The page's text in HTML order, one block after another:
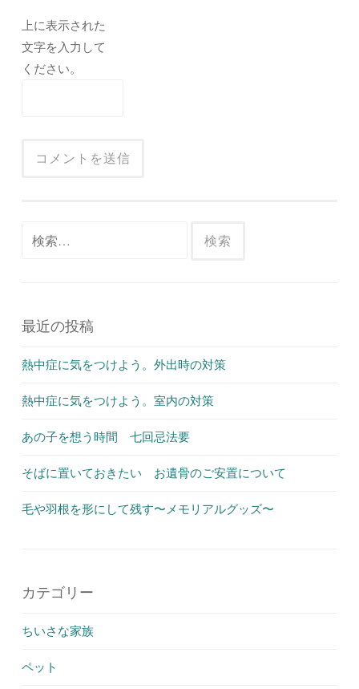
上に表示された
文字を入力して
ください。
最近の投稿
熱中症に気をつけよう。外出時の対策
熱中症に気をつけよう。室内の対策
あの子を想う時間 七回忌法要
そばに置いておきたい お遺骨のご安置について
毛や羽根を形にして残す〜メモリアルグッズ〜
カテゴリー
ちいさな家族
ペット